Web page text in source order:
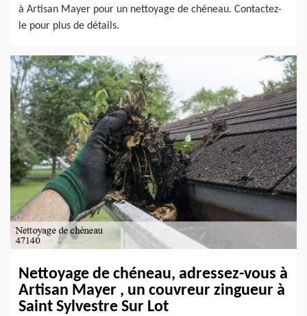
à Artisan Mayer pour un nettoyage de chéneau. Contactez-
le pour plus de détails.
Nettoyage de chéneau, adressez-vous à
Artisan Mayer , un couvreur zingueur à
Saint Sylvestre Sur Lot